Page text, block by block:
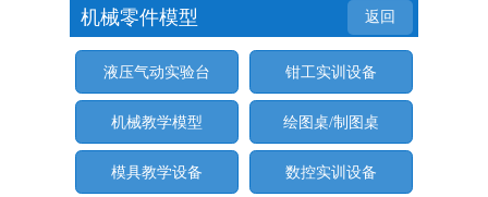
返回
机械零件模型
液压气动实验台 钳工实训设备
机械教学模型 绘图桌/制图桌
模具教学设备 数控实训设备